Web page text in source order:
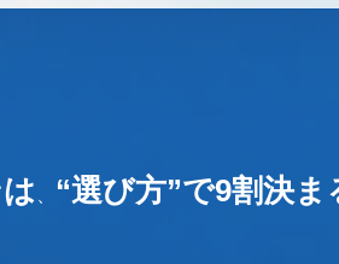
“選び方”で9割決ま